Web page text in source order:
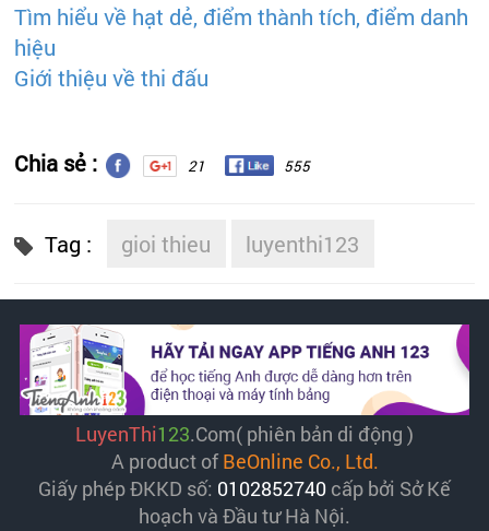
Tìm hiểu về hạt dẻ, điểm thành tích, điểm danh
hiệu
Giới thiệu về thi đấu
Chia sẻ : 21 555
Tag : gioi thieu luyenthi123
LuyenThi123.Com( phiên bản di động )
A product of BeOnline Co., Ltd.
Giấy phép ĐKKD số: 0102852740 cấp bởi Sở Kế
hoạch và Đầu tư Hà Nội.